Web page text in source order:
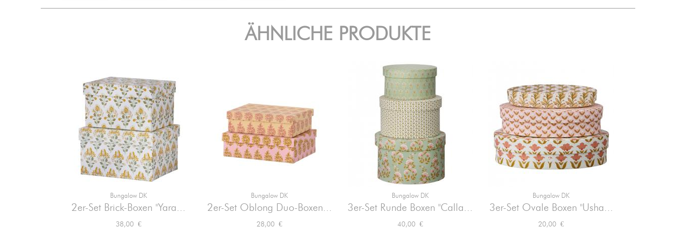
ÄHNLICHE PRODUKTE
Bungalow DK
2er-Set Brick-Boxen "Yara...
Preis
38,00 €
Vorschau
Bungalow DK
2er-Set Oblong Duo-Boxen...
Preis
28,00 €
Vorschau
Bungalow DK
3er-Set Runde Boxen "Calla...
Preis
40,00 €
Vorschau
Bungalow DK
3er-Set Ovale Boxen "Usha...
Preis
20,00 €
Vorschau